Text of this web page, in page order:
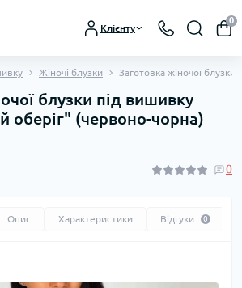
Клієнту
0
Жіночі блузки Заготовка жіночої
блузки під вишивку
(червоно-чорна)
0
Опис Характеристики Відгуки 0